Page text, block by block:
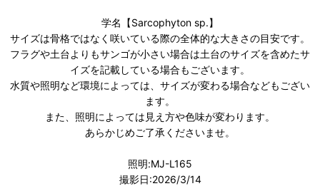
学名【Sarcophyton sp.】
サイズは骨格ではなく咲いている際の全体的な大きさの目安です。
フラグや土台よりもサンゴが小さい場合は土台のサイズを含めたサ
イズを記載している場合もございます。
水質や照明など環境によっては、サイズが変わる場合などもござい
ます。
また、照明によっては見え方や色味が変わります。
あらかじめご了承くださいませ。
照明:MJ-L165
撮影日:2026/3/14